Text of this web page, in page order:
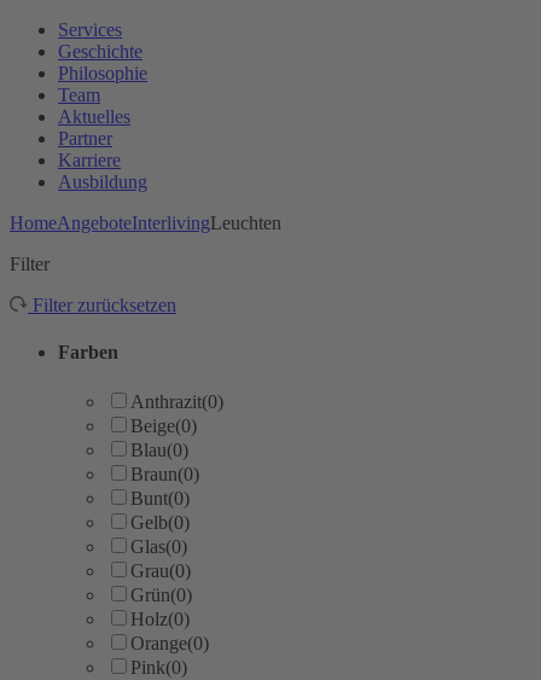
Services
Geschichte
Philosophie
Team
Aktuelles
Partner
Karriere
Ausbildung
HomeAngeboteInterlivingLeuchten
Filter
Filter zurücksetzen
Farben
Anthrazit(0)
Beige(0)
Blau(0)
Braun(0)
Bunt(0)
Gelb(0)
Glas(0)
Grau(0)
Grün(0)
Holz(0)
Orange(0)
Pink(0)